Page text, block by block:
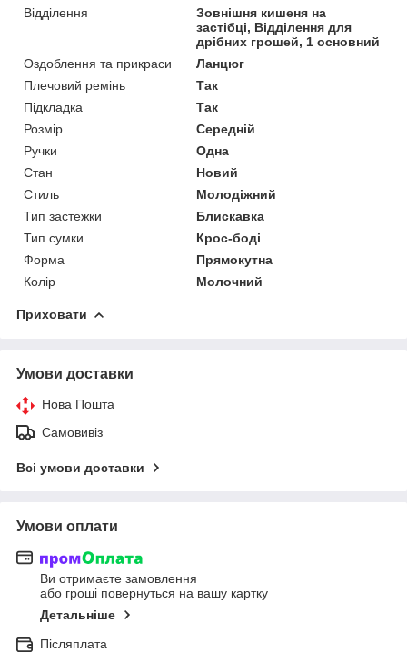
Відділення
Зовнішня кишеня на
застібці, Відділення для
дрібних грошей, 1 основний
Оздоблення та прикраси
Ланцюг
Плечовий ремінь
Так
Підкладка
Так
Розмір
Середній
Ручки
Одна
Стан
Новий
Стиль
Молодіжний
Тип застежки
Блискавка
Тип сумки
Крос-боді
Форма
Прямокутна
Колір
Молочний
Приховати
Умови доставки
Нова Пошта
Самовивіз
Всі умови доставки
Умови оплати
Ви отримаєте замовлення
або гроші повернуться на вашу картку
Детальніше
Післяплата